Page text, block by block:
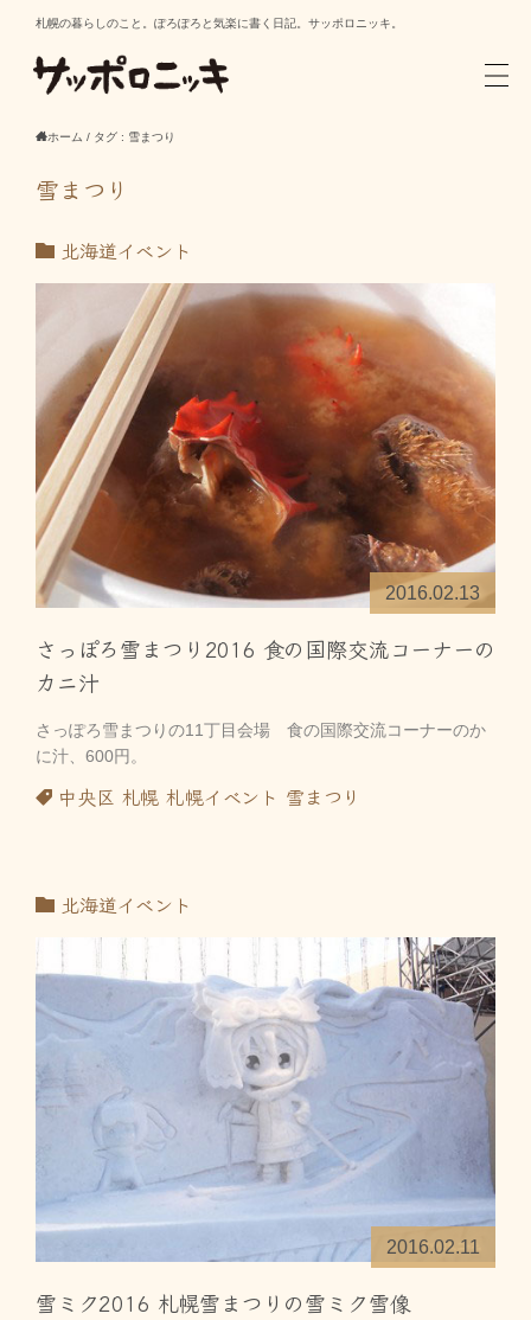
札幌の暮らしのこと。ぽろぽろと気楽に書く日記。サッポロニッキ。
ホーム / タグ : 雪まつり
雪まつり
北海道イベント
2016.02.13
さっぽろ雪まつり2016 食の国際交流コーナーの
カニ汁
さっぽろ雪まつりの11丁目会場 食の国際交流コーナーのか
に汁、600円。
中央区 札幌 札幌イベント 雪まつり
北海道イベント
2016.02.11
雪ミク2016 札幌雪まつりの雪ミク雪像